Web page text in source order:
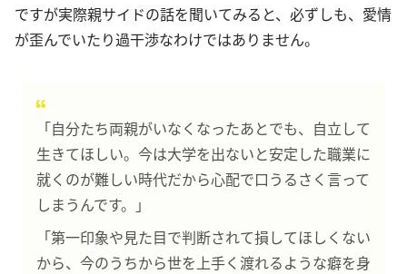
ですが実際親サイドの話を聞いてみると、必ずしも、愛情
が歪んでいたり過干渉なわけではありません。
「自分たち両親がいなくなったあとでも、自立して
生きてほしい。今は大学を出ないと安定した職業に
就くのが難しい時代だから心配で口うるさく言って
しまうんです。」
「第一印象や見た目で判断されて損してほしくない
から、今のうちから世を上手く渡れるような癖を身